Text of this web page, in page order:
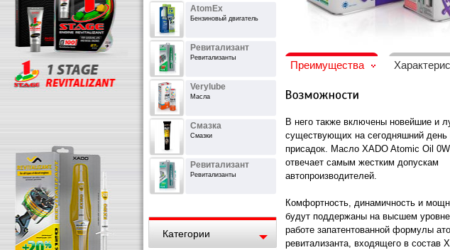
AtomEx
Бензиновый двигатель
Ревитализант
Ревитализанты
Verylube
Масла
Смазка
Смазки
Ревитализант
Ревитализанты
Категории
Преимущества
В него также включены новейшие и
существующих на сегодняшний день
присадок. Масло XADO Atomic Oil
отвечает самым жестким допускам
автопроизводителей.
Комфортность, динамичность и
будут поддержаны на высшем уровне
работе запатентованной формулы
ревитализанта, входящего в состав